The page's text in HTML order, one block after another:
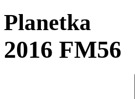
Planetka
2016 FM56